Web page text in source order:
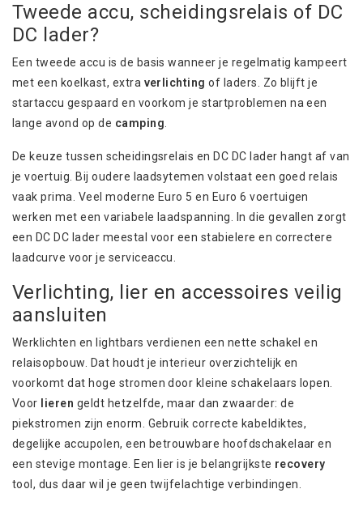
Tweede accu, scheidingsrelais of DC
DC lader?
Een tweede accu is de basis wanneer je regelmatig kampeert
met een koelkast, extra verlichting of laders. Zo blijft je
startaccu gespaard en voorkom je startproblemen na een
lange avond op de camping
De keuze tussen scheidingsrelais en DC DC lader hangt af van
je voertuig. Bij oudere laadsytemen volstaat een goed relais
vaak prima. Veel moderne Euro 5 en Euro 6 voertuigen
werken met een variabele laadspanning. In die gevallen zorgt
een DC DC lader meestal voor een stabielere en correctere
laadcurve voor je serviceaccu.
Verlichting, lier en accessoires veilig
aansluiten
Werklichten en lightbars verdienen een nette schakel en
relaisopbouw. Dat houdt je interieur overzichtelijk en
voorkomt dat hoge stromen door kleine schakelaars lopen.
Voor
lieren geldt hetzelfde, maar dan zwaarder: de
piekstromen zijn enorm. Gebruik correcte kabeldiktes,
degelijke accupolen, een betrouwbare hoofdschakelaar en
een stevige montage. Een lier is je belangrijkste recovery
tool, dus daar wil je geen twijfelachtige verbindingen.